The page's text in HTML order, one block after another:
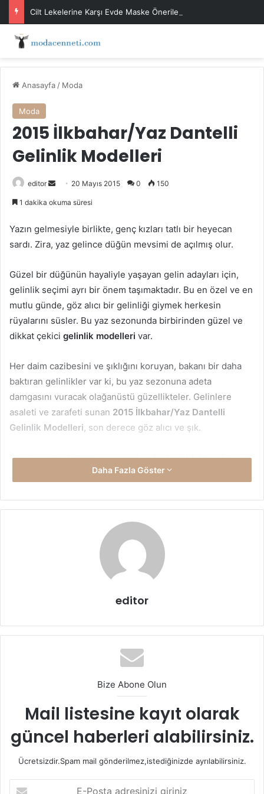
Cilt Lekelerine Karşı Evde Maske Önerileri
Anasayfa / Moda
Moda
2015 İlkbahar/Yaz Dantelli
Gelinlik Modelleri
editor
Bir
göndermek
20 Mayıs 2015 0 150
1 dakika okuma süresi
Yazın gelmesiyle birlikte, genç kızları tatlı bir heyecan
sardı. Zira, yaz gelince düğün mevsimi de açılmış olur.
Güzel bir düğünün hayaliyle yaşayan gelin adayları için,
gelinlik seçimi ayrı bir önem taşımaktadır. Bu en özel ve en
mutlu günde, göz alıcı bir gelinliği giymek herkesin
rüyalarını süsler. Bu yaz sezonunda birbirinden güzel ve
dikkat çekici gelinlik modelleri var.
Her daim cazibesini ve şıklığını koruyan, bakanı bir daha
baktıran gelinlikler var ki, bu yaz sezonuna adeta
damgasını vuracak olağanüstü güzellikteler. Gelinlere
asaleti ve zarafeti sunan 2015 İlkbahar/Yaz Dantelli
Gelinlik Modelleri, son derece göz alıcı ve şık.
İşte, bu yaza damgasını vuracak, adından oldukça söz
dantelli gelinlikler.
Kabarık dantelli gelinlikler
Düğünde bir prenses gibi görünmek isteyen gelin adayları
için,kabarık dantelli gelinlik modellerinden daha iyi ve
daha güzel bir seçim olamaz. Üst bedenin Fransız
tülden yapılmış bu gelinlikler içinde, bir masal prensesini
Daha Fazla Göster
editor
Bize Abone Olun
Mail listesine kayıt olarak
güncel haberleri alabilirsiniz.
Ücretsizdir.Spam mail gönderilmez,istediğinizde ayrılabilirsiniz.